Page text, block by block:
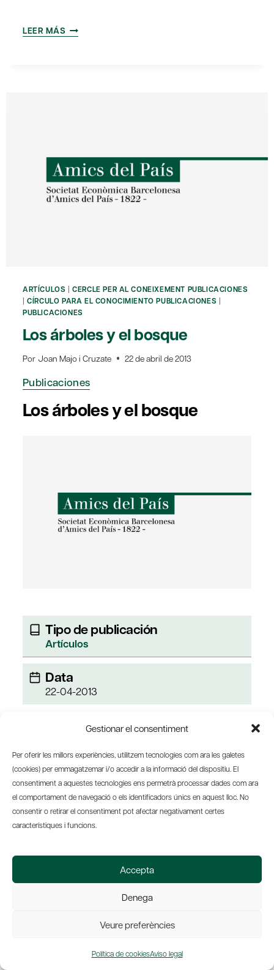
Gestionar el consentiment
Per oferir les millors experiències, utilitzem tecnologies com ara les galetes
(cookies) per emmagatzemar i/o accedir a la informació del dispositiu. El
consentiment a aquestes tecnologies ens permetrà processar dades com ara
el comportament de navegació o els identificadors únics en aquest lloc. No
consentir o retirar el consentiment pot afectar negativament certes
característiques i funcions.
Accepta
Denega
Veure preferències
Política de cookiesAviso legal
LEER MÁS ¿Y
ARTÍCULOS |CERCLE PER AL CONEIXEMENT PUBLICACIONES
|CÍRCULO PARA EL CONOCIMIENTO PUBLICACIONES |
PUBLICACIONES
Los árboles y el bosque
Por Joan Majo i Cruzate 22 de abril de 2013
Publicaciones
Los árboles y el bosque
Tipo de publicación
Artículos
Data
22-04-2013
Joan Majo i Cruzate
Joan Majó analiza los factores
que han cambiado la sociedad
y pide una reformulación del
capitalismo, de la democracia
volver a poner las personas y
la democracia por encima del